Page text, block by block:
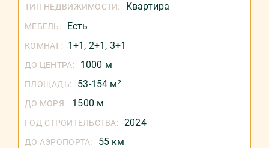
ТИП НЕДВИЖИМОСТИ: Квартира
МЕБЕЛЬ: Есть
КОМНАТ: 1+1, 2+1, 3+1
ДО ЦЕНТРА: 1000 м
ПЛОЩАДЬ: 53-154 м²
ДО МОРЯ: 1500 м
ГОД СТРОИТЕЛЬСТВА: 2024
ДО АЭРОПОРТА: 55 км